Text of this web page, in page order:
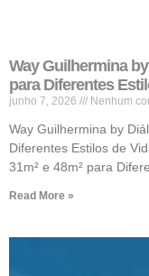
Way Guilhermina
para Diferentes
junho 7, 2026 Nenhum
Way Guilhermina by
Diferentes Estilos de
31m² e 48m² para
Read More »